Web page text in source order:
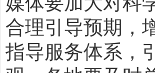
合理引导预期，
指导服务体系，